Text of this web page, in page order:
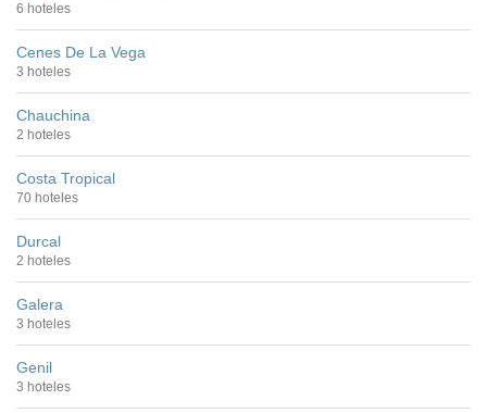
6 hoteles
Cenes De La Vega
3 hoteles
Chauchina
2 hoteles
Costa Tropical
70 hoteles
Durcal
2 hoteles
Galera
3 hoteles
Genil
3 hoteles